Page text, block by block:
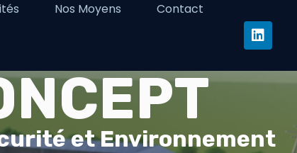
Nos Moyens Contact
et Environnement